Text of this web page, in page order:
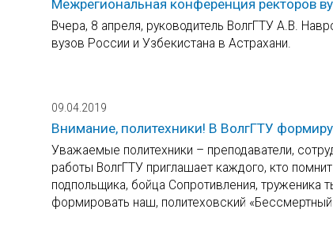
Межрегиональная конференция ректоров
Вчера, 8 апреля, руководитель ВолгГТУ А.В.
вузов России и Узбекистана в Астрахани.
09.04.2019
Внимание, политехники! В ВолгГТУ
Уважаемые политехники – преподаватели,
работы ВолгГТУ приглашает каждого, кто
подпольщика, бойца Сопротивления, труженика
формировать наш, политеховский «Бессмертный